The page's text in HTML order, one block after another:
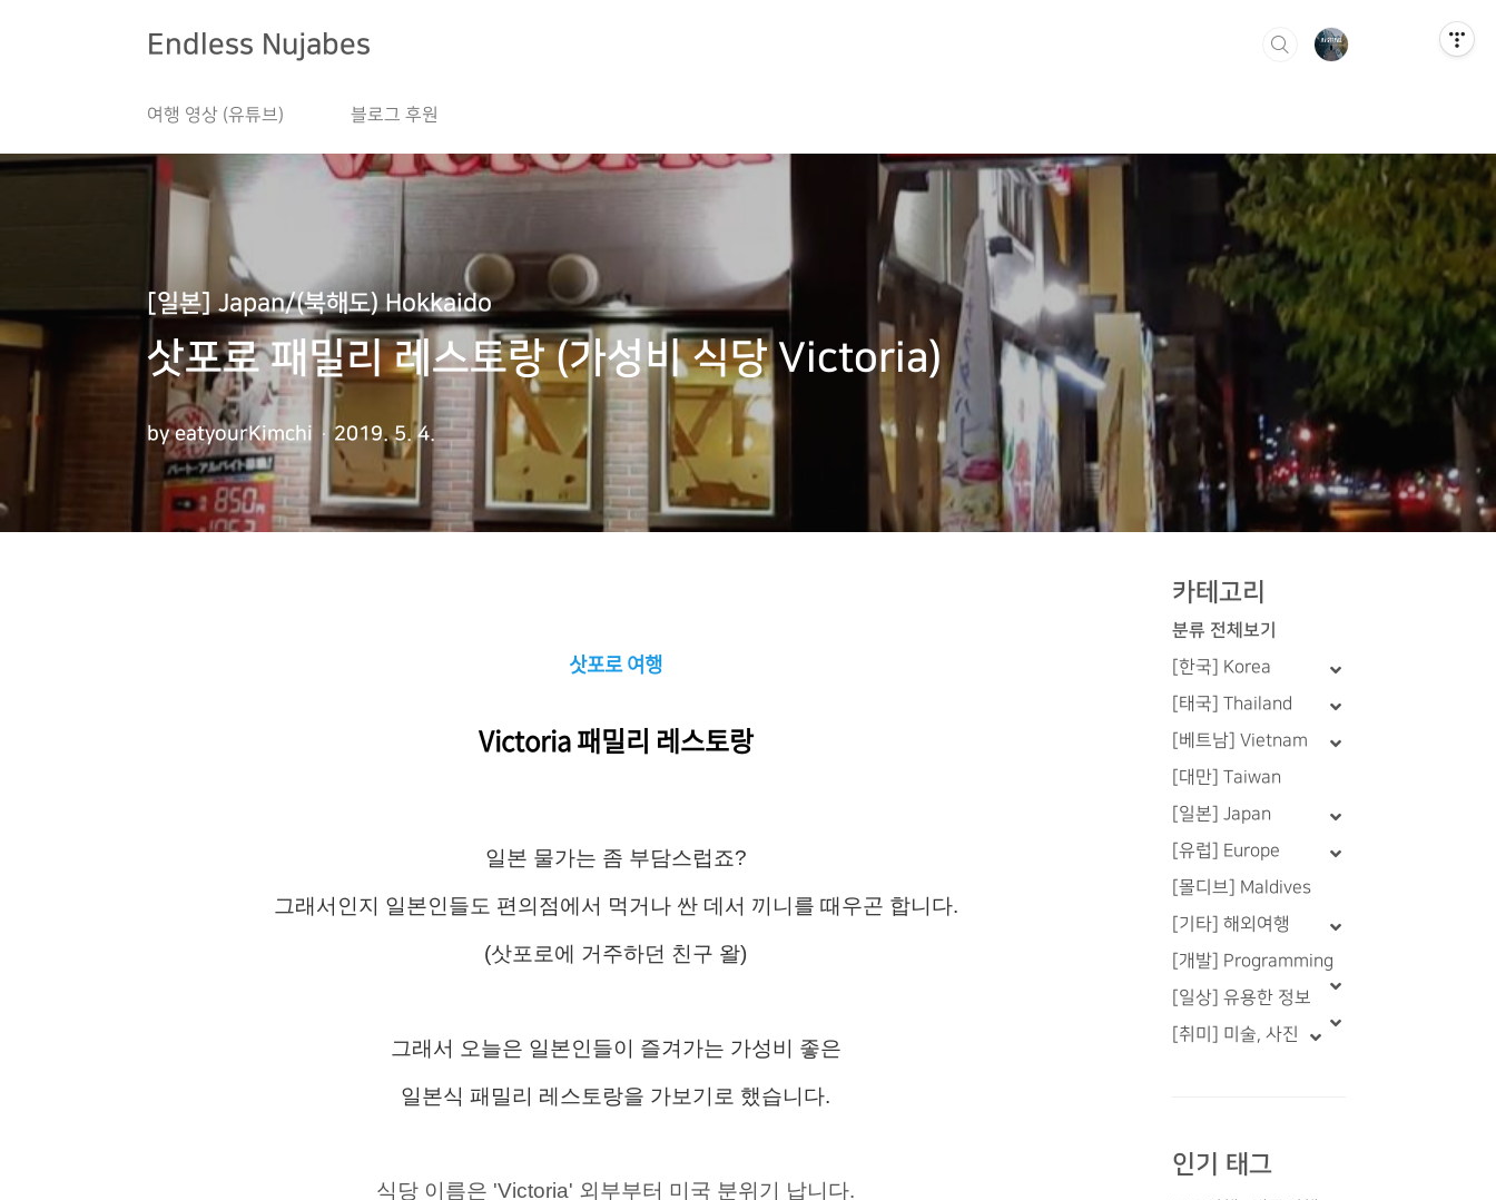
Endless Nujabes
여행 영상 (유튜브) 블로그 후원
[일본] Japan/(북해도) Hokkaido
삿포로 패밀리 레스토랑 (가성비 식당 Victoria)
by eatyourKimchi 2019. 5. 4.
삿포로 여행
Victoria 패밀리 레스토랑
일본 물가는 좀 부담스럽죠?
그래서인지 일본인들도 편의점에서 먹거나 싼 데서 끼니를 때우곤 합니다.
(삿포로에 거주하던 친구 왈)
그래서 오늘은 일본인들이 즐겨가는 가성비 좋은
일본식 패밀리 레스토랑을 가보기로 했습니다.
식당 이름은 'Victoria' 외부부터 미국 분위기 납니다.
카테고리
분류 전체보기
[한국] Korea
[태국] Thailand
[베트남] Vietnam
[대만] Taiwan
[일본] Japan
[유럽] Europe
[몰디브] Maldives
[기타] 해외여행
[개발] Programming
[일상] 유용한 정보
[취미] 미술, 사진
인기 태그